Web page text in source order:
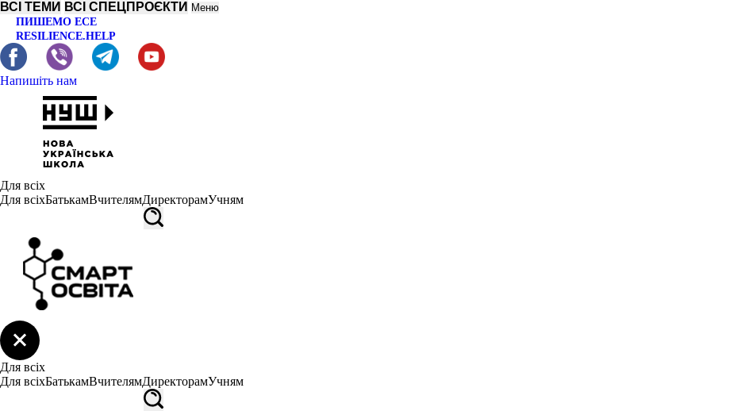
ВСІ ТЕМИ ВСІ СПЕЦПРОЄКТИ Меню
ПИШЕМО ЕСЕ
RESILIENCE.HELP
Напишіть нам
Для всіх
Для всіхБатькамВчителямДиректорамУчням
Для всіх
Для всіхБатькамВчителямДиректорамУчням